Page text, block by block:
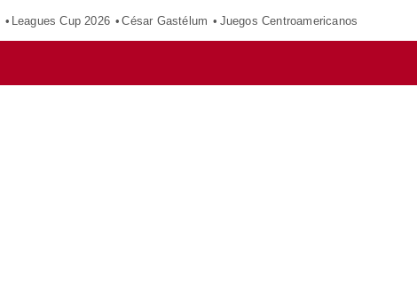
Leagues Cup 2026 César Gastélum Juegos Centroamericanos